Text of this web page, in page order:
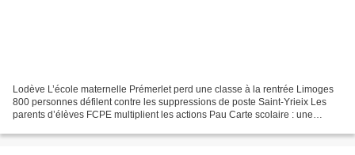
Lodève L’école maternelle Prémerlet perd une classe à la rentrée Limoges
800 personnes défilent contre les suppressions de poste Saint-Yrieix Les
parents d’élèves FCPE multiplient les actions Pau Carte scolaire : une